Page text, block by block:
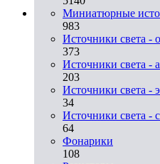
Миниатюрные
983
Источники света -
373
Источники света -
203
Источники света -
34
Источники света -
64
Фонарики
108